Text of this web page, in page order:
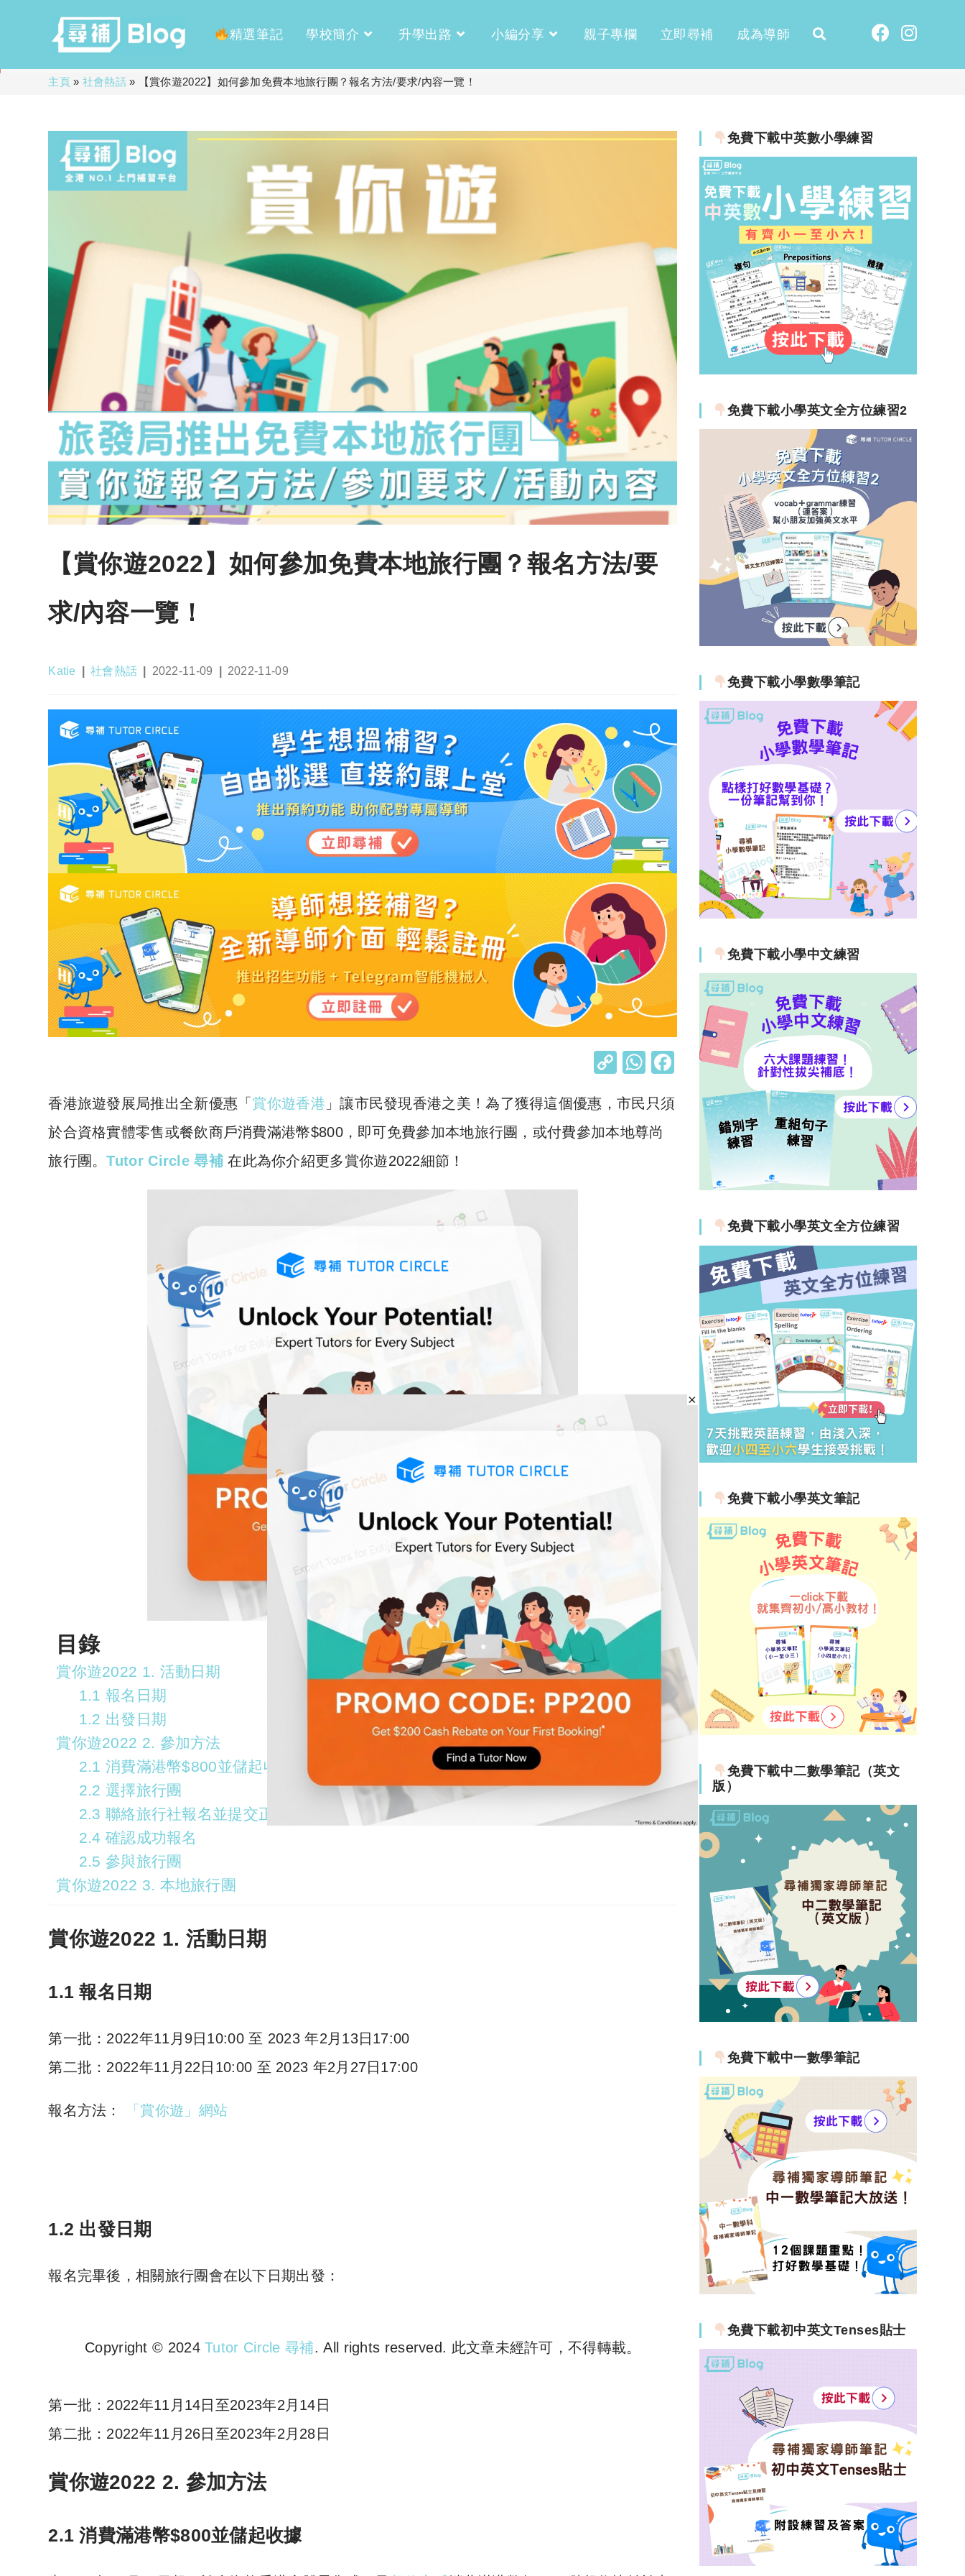
精選筆記 學校簡介 升學出路 小編分享 親子專欄 立即尋補 成為導師
主頁» 社會熱話» 【賞你遊2022】如何參加免費本地旅行團？報名方法/要求/內容一覽！
【賞你遊2022】如何參加免費本地旅行團？報名方法/要
求/內容一覽！
Post
Katie
Post
社會熱話
Post
2022-11-09
Post
2022-11-09
C
p
y
W
at
s
香港旅遊發展局推出全新優惠「 賞你遊香港 」讓市民發現香港之美！為了獲得這個優惠，市民只須
於合資格實體零售或餐飲商戶消費滿港幣$800，即可免費參加本地旅行團，或付費參加本地尊尚
旅行團。Tutor Circle 尋補在此為你介紹更多賞你遊2022細節！
目錄
賞你遊2022 1. 活動日期
1.1 報名日期
1.2 出發日期
賞你遊2022 2. 參加方法
2.1 消費滿港幣$800並儲起收據
2.2 選擇旅行團
2.3 聯絡旅行社報名並提交正本收據
2.4 確認成功報名
2.5 參與旅行團
賞你遊2022 3. 本地旅行團
賞你遊2022 1. 活動日期
1.1 報名日期
第一批：2022年11月9日10:00 至 2023 年2月13日17:00
第二批：2022年11月22日10:00 至 2023 年2月27日17:00
報名方法： 「賞你遊」網站
1.2 出發日期
報名完畢後，相關旅行團會在以下日期出發：
Copyright © 2024Tutor Circle 尋補. All rights reserved. 此文章未經許可，不得轉載。
第一批：2022年11月14日至2023年2月14日
第二批：2022年11月26日至2023年2月28日
賞你遊2022 2. 參加方法
2.1 消費滿港幣$800並儲起收據
免費下載中英數小學練習
免費下載小學英文全方位練習2
免費下載小學數學筆記
免費下載小學中文練習
免費下載小學英文全方位練習
免費下載小學英文筆記
免費下載中二數學筆記（英文
版）
免費下載中一數學筆記
免費下載初中英文Tenses貼士